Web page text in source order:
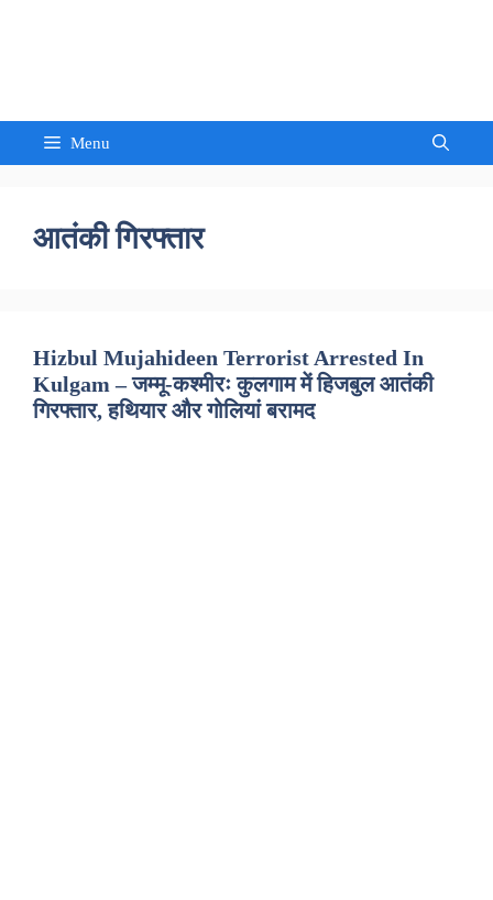
Menu
आतंकी गिरफ्तार
Hizbul Mujahideen Terrorist Arrested In
Kulgam – जम्मू-कश्मीरः कुलगाम में हिजबुल आतंकी
गिरफ्तार, हथियार और गोलियां बरामद